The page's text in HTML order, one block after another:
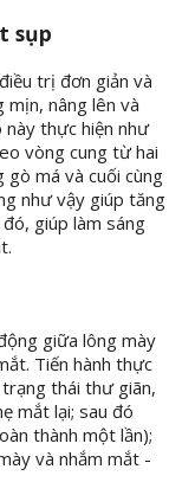
sụp
trị đơn giản và
mịn, nâng lên và
này thực hiện như
vòng cung từ hai
má và cuối cùng
như vậy giúp tăng
giúp làm sáng
giữa lông mày
Tiến hành thực
thái thư giãn,
mắt lại; sau đó
thành một lần);
và nhắm mắt -